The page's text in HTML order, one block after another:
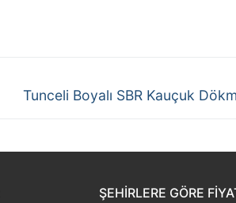
Next
Tunceli Boyalı SBR Kauçuk
ŞEHIRLERE GÖRE